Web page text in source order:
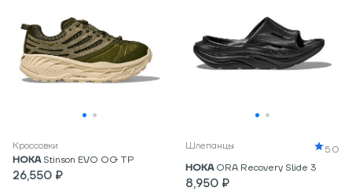
Кроссовки
HOKA Stinson EVO OG TP
26,550 ₽
Шлепанцы
5.0
HOKA ORA Recovery Slide 3
8,950 ₽